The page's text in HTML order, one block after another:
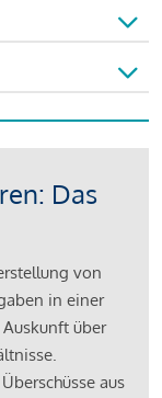
Das
von
in einer
über
aus